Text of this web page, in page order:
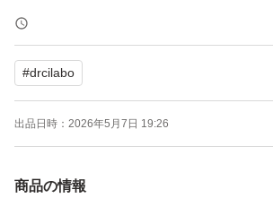
即購入OKです。
#drcilabo
出品日時： 2026年5月7日 19:26
商品の情報